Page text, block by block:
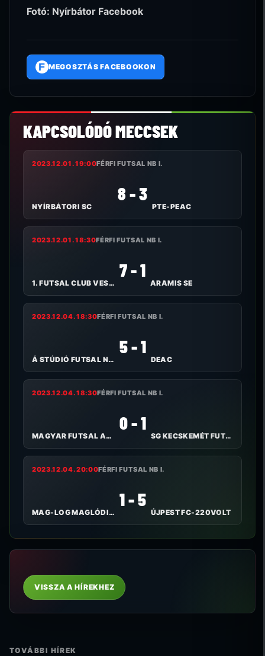
Fotó: Nyírbátor Facebook
F MEGOSZTÁS FACEBOOKON
KAPCSOLÓDÓ MECCSEK
2023.12.01. 19:00FÉRFI FUTSAL NB I.
NYÍRBÁTORI SC
8 - 3
PTE-PEAC
2023.12.01. 18:30FÉRFI FUTSAL NB I.
1. FUTSAL CLUB VESZPRÉM
7 - 1
ARAMIS SE
2023.12.04. 18:30FÉRFI FUTSAL NB I.
Á STÚDIÓ FUTSAL NYÍREGYHÁZA
5 - 1
DEAC
2023.12.04. 18:30FÉRFI FUTSAL NB I.
MAGYAR FUTSAL AKADÉMIA
0 - 1
SG KECSKEMÉT FUTSAL
2023.12.04. 20:00FÉRFI FUTSAL NB I.
MAG-LOG MAGLÓDI TC
1 - 5
ÚJPEST FC-220VOLT
VISSZA A HÍREKHEZ
TOVÁBBI HÍREK